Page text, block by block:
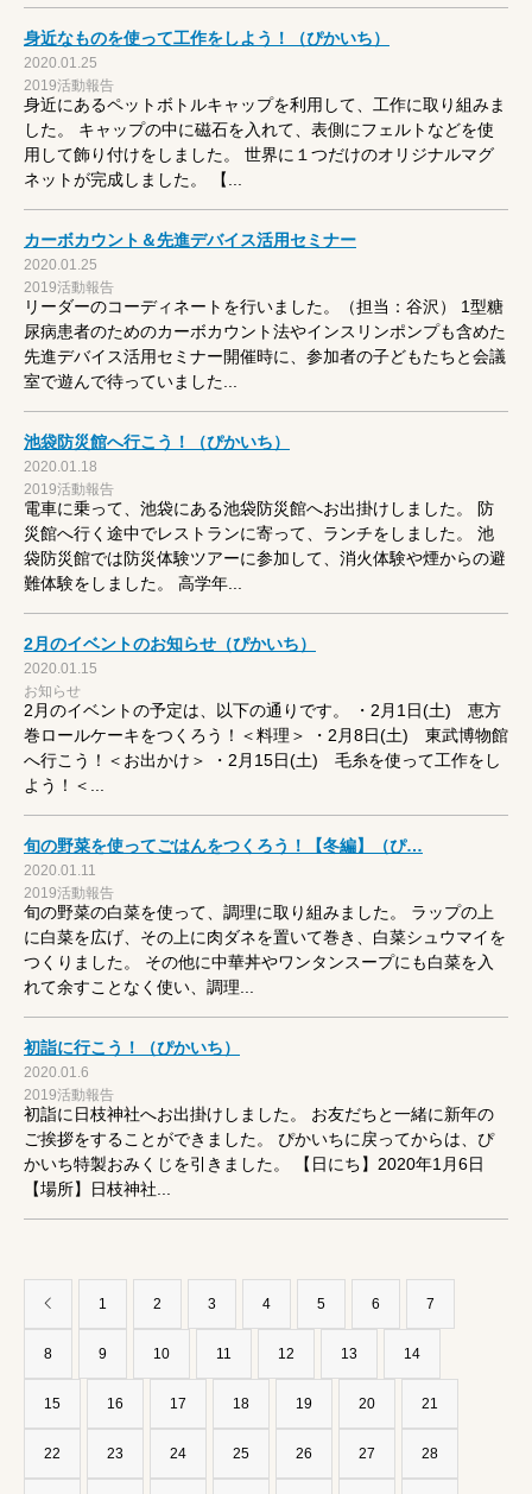
身近なものを使って工作をしよう！（ぴかいち）
2020.01.25
2019活動報告
身近にあるペットボトルキャップを利用して、工作に取り組みま
した。 キャップの中に磁石を入れて、表側にフェルトなどを使
用して飾り付けをしました。 世界に１つだけのオリジナルマグ
ネットが完成しました。 【...
カーボカウント＆先進デバイス活用セミナー
2020.01.25
2019活動報告
リーダーのコーディネートを行いました。（担当：谷沢） 1型糖
尿病患者のためのカーボカウント法やインスリンポンプも含めた
先進デバイス活用セミナー開催時に、参加者の子どもたちと会議
室で遊んで待っていました...
池袋防災館へ行こう！（ぴかいち）
2020.01.18
2019活動報告
電車に乗って、池袋にある池袋防災館へお出掛けしました。 防
災館へ行く途中でレストランに寄って、ランチをしました。 池
袋防災館では防災体験ツアーに参加して、消火体験や煙からの避
難体験をしました。 高学年...
2月のイベントのお知らせ（ぴかいち）
2020.01.15
お知らせ
2月のイベントの予定は、以下の通りです。 ・2月1日(土) 恵方
巻ロールケーキをつくろう！＜料理＞ ・2月8日(土) 東武博物館
へ行こう！＜お出かけ＞ ・2月15日(土) 毛糸を使って工作をし
よう！＜...
旬の野菜を使ってごはんをつくろう！【冬編】（ぴ…
2020.01.11
2019活動報告
旬の野菜の白菜を使って、調理に取り組みました。 ラップの上
に白菜を広げ、その上に肉ダネを置いて巻き、白菜シュウマイを
つくりました。 その他に中華丼やワンタンスープにも白菜を入
れて余すことなく使い、調理...
初詣に行こう！（ぴかいち）
2020.01.6
2019活動報告
初詣に日枝神社へお出掛けしました。 お友だちと一緒に新年の
ご挨拶をすることができました。 ぴかいちに戻ってからは、ぴ
かいち特製おみくじを引きました。 【日にち】2020年1月6日
【場所】日枝神社...
1 2 3 4 5 6 7
8 9 10 11 12 13 14
15 16 17 18 19 20 21
22 23 24 25 26 27 28